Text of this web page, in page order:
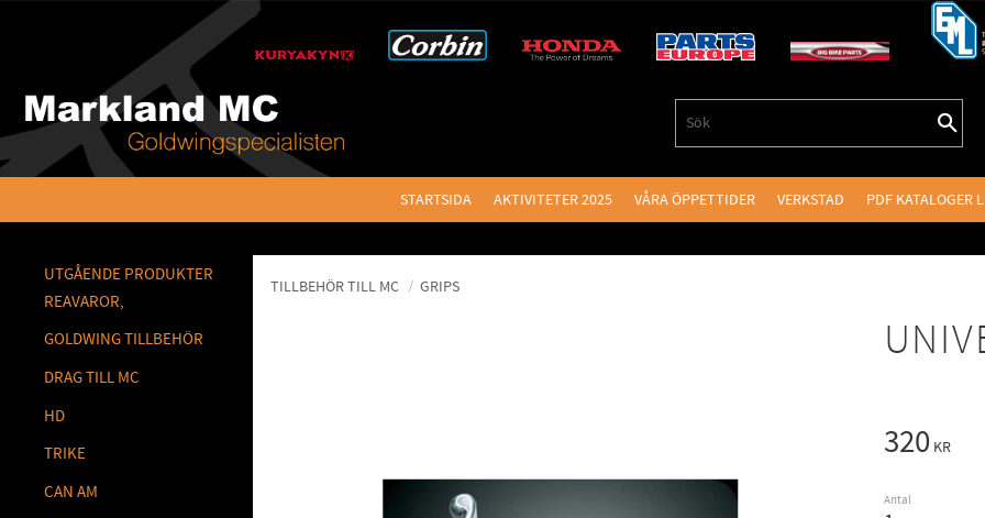
STARTSIDA AKTIVITETER 2025 VÅRA ÖPPETTIDER VERKSTAD PDF KATALOGER
TILLBEHÖR TILL MC GRIPS
320KR
Antal
UTGÅENDE PRODUKTER
REAVAROR,
GOLDWING TILLBEHÖR
DRAG TILL MC
HD
TRIKE
CAN AM